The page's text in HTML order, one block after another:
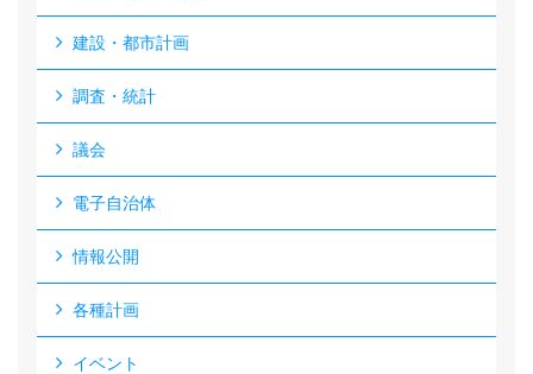
建設・都市計画
調査・統計
議会
電子自治体
情報公開
各種計画
イベント